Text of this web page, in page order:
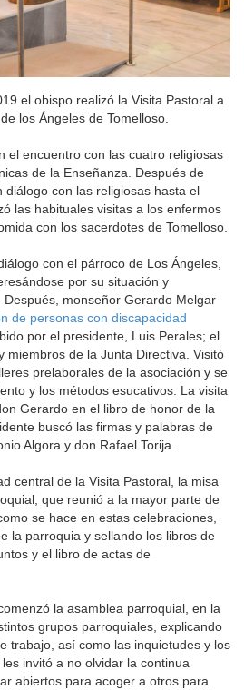
el obispo realizó la Visita Pastoral a
los Ángeles de Tomelloso.
el encuentro con las cuatro religiosas
de la Enseñanza. Después de
diálogo con las religiosas hasta el
las habituales visitas a los enfermos
con los sacerdotes de Tomelloso.
con el párroco de Los Ángeles,
por su situación y
monseñor Gerardo Melgar
de personas con discapacidad
por el presidente, Luis Perales; el
miembros de la Junta Directiva. Visitó
prelaborales de la asociación y se
y los métodos esucativos. La visita
Gerardo en el libro de honor de la
buscó las firmas y palabras de
Algora y don Rafael Torija.
central de la Visita Pastoral, la misa
que reunió a la mayor parte de
se hace en estas celebraciones,
la parroquia y sellando los libros de
y el libro de actas de
la asamblea parroquial, en la
grupos parroquiales, explicando
trabajo, así como las inquietudes y los
invitó a no olvidar la continua
abiertos para acoger a otros para